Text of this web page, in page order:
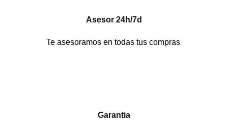
Asesor 24h/7d
Te asesoramos en todas tus compras
Garantia